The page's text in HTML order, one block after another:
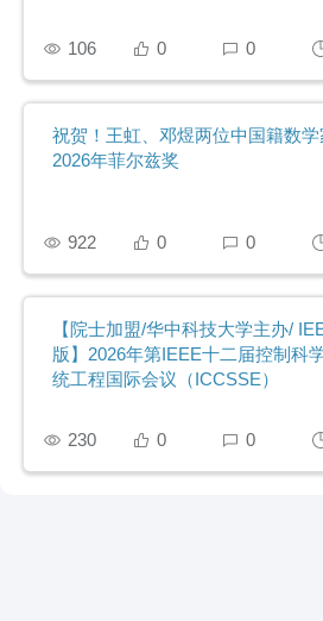
106 0 0
祝贺！王虹、邓煜两位中国籍数
2026年菲尔兹奖
922 0 0
【院士加盟/华中科技大学主办/
版】2026年第IEEE十二届控制科
统工程国际会议（ICCSSE）
230 0 0